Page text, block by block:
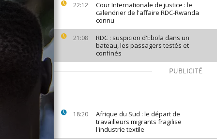
22:12
Cour Internationale de justice : le
calendrier de l'affaire RDC-Rwanda
connu
21:08
RDC : suspicion d'Ebola dans un
bateau, les passagers testés et
confinés
PUBLICITÉ
18:20
Afrique du Sud : le départ de
travailleurs migrants fragilise
l'industrie textile